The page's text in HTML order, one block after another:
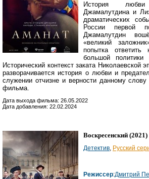
История
Джамалутдина и
драматических
России первой
Джамалутдин
«великий
попытка ответить
большой
Исторический контекст заката Николаевской
разворачивается история о любви и
служении отчизне и верности данному
фильма.
Дата выхода фильма: 26.05.2022
Дата добавления: 22.02.2024
Воскресенский (2021)
Детектив, Русский
Режиссер:Дмитрий